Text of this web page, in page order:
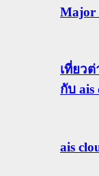
Major
เที่ยว
กับ ais
ais